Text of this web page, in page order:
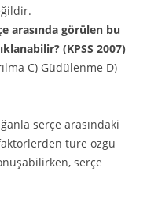
arasında görülen bu
(KPSS 2007)
C) Güdülenme D)
serçe arasındaki
türe özgü
serçe